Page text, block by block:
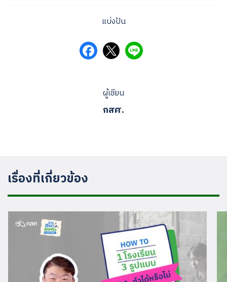
แบ่งปัน
ผู้เขียน
กสศ.
เรื่องที่เกี่ยวข้อง